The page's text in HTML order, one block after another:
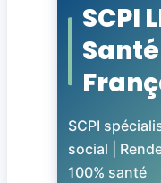
SCPI
SCPI
social |
100% santé